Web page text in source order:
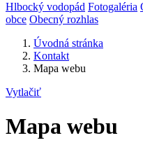
Hlbocký vodopád Fotogaléria
obce Obecný rozhlas
Úvodná stránka
Kontakt
Mapa webu
Vytlačiť
Mapa webu